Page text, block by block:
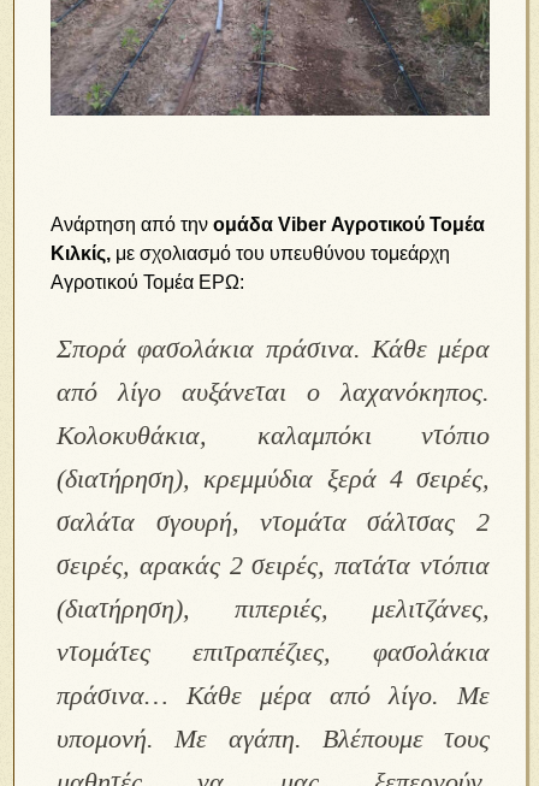
Ανάρτηση από τηνομάδα Viber Αγροτικού Τομέα
Κιλκίς, με σχολιασμό του υπευθύνου τομεάρχη
Αγροτικού Τομέα ΕΡΩ:
Σπορά φασολάκια πράσινα. Κάθε μέρα
από λίγο αυξάνεται ο λαχανόκηπος.
Κολοκυθάκια, καλαμπόκι ντόπιο
(διατήρηση), κρεμμύδια ξερά 4 σειρές,
σαλάτα σγουρή, ντομάτα σάλτσας 2
σειρές, αρακάς 2 σειρές, πατάτα ντόπια
(διατήρηση), πιπεριές, μελιτζάνες,
ντομάτες επιτραπέζιες, φασολάκια
πράσινα… Κάθε μέρα από λίγο. Με
υπομονή. Με αγάπη. Βλέπουμε τους